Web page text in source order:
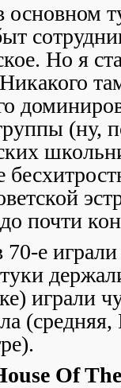
основном
Но я
(ну,
почти
70-е
играли
Of